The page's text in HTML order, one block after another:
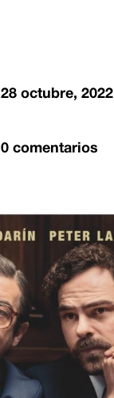
28 octubre, 2022
0 comentarios